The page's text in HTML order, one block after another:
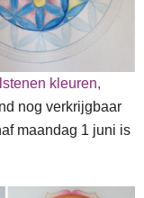
kleuren,
nog verkrijgbaar
maandag 1 juni is